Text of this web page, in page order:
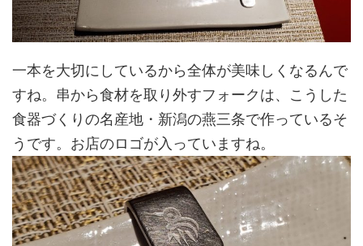
一本を大切にしているから全体が美味しくなるんで
すね。串から食材を取り外すフォークは、こうした
食器づくりの名産地・新潟の燕三条で作っているそ
うです。お店のロゴが入っていますね。